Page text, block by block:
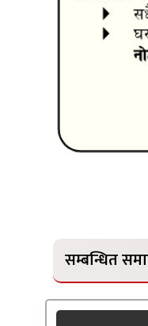
सम्बन्धित